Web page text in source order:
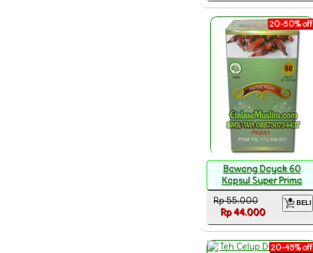
20-50% off
Bawang Dayak 60
Kapsul Super Prima
Rp 55.000
Rp 44.000
BELI
20-45% off